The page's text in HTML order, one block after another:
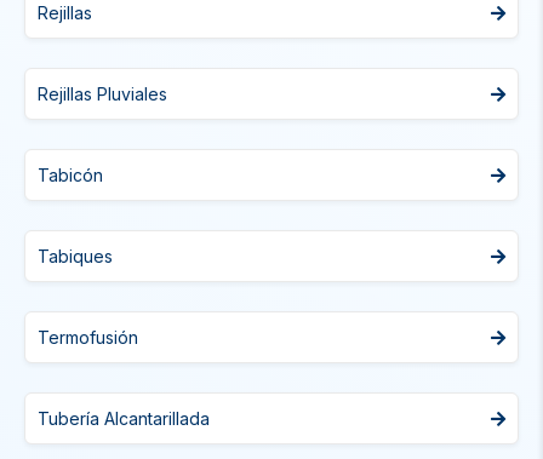
Rejillas
Rejillas Pluviales
Tabicón
Tabiques
Termofusión
Tubería Alcantarillada